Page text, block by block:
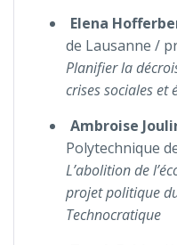
Elena
de Lausanne /
Planifier la
crises sociales et
Ambroise
Polytechnique
L’abolition de
projet politique
Technocratique